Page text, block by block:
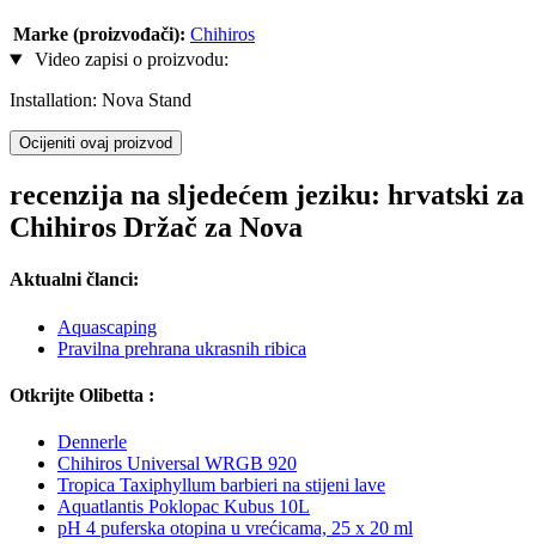
Marke (proizvođači): Chihiros
Video zapisi o proizvodu:
Installation: Nova Stand
Ocijeniti ovaj proizvod
recenzija na sljedećem jeziku: hrvatski za
Chihiros Držač za Nova
Aktualni članci:
Aquascaping
Pravilna prehrana ukrasnih ribica
Otkrijte Olibetta :
Dennerle
Chihiros Universal WRGB 920
Tropica Taxiphyllum barbieri na stijeni lave
Aquatlantis Poklopac Kubus 10L
pH 4 puferska otopina u vrećicama, 25 x 20 ml